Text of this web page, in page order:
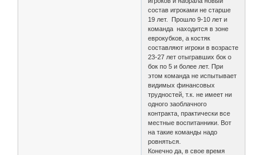
состав игроками не старше
19 лет. Прошло 9-10 лет и
команда находится в зоне
еврокубков, а костяк
составляют игроки в возрасте
23-27 лет отыгравших бок о
бок по 5 и более лет. При
этом команда не испытывает
видимых финансовых
трудностей, т.к. не имеет ни
одного заоблачного
контракта, практически все
местные воспитанники. Вот
на такие команды надо
ровняться.
Конечно да, в свое время